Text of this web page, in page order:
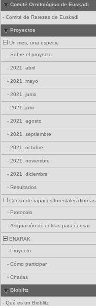
Comité Ornitológico de Euskadi
- Comité de Rarezas de Euskadi
Proyectos
Un mes, una especie
- Sobre el proyecto
- 2021, abril
- 2021, mayo
- 2021, junio
- 2021, julio
- 2021, agosto
- 2021, septiembre
- 2021, octubre
- 2021, noviembre
- 2021, diciembre
- Resultados
Censo de rapaces forestales diurnas
- Protocolo
- Asignación de celdas para censar
ENARAK
- Proyecto
- Cómo participar
- Charlas
Bioblitz
- Qué es un Bioblitz